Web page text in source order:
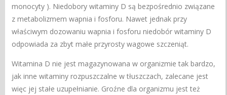
monocyty ). Niedobory witaminy D są bezpośrednio związane
z metabolizmem wapnia i fosforu. Nawet jednak przy
właściwym dozowaniu wapnia i fosforu niedobór witaminy D
odpowiada za zbyt małe przyrosty wagowe szczeniąt.
Witamina D nie jest magazynowana w organizmie tak bardzo,
jak inne witaminy rozpuszczalne w tłuszczach, zalecane jest
więc jej stałe uzupełnianie. Groźne dla organizmu jest też